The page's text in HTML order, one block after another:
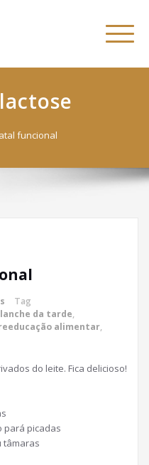
Laranja
Especialista em Fitoterapia
funcional
Tag
lanche da tarde,
alimentar,
do leite. Fica delicioso!
pará picadas
tâmaras